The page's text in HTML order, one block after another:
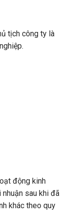
tịch công ty là
động kinh
sau khi đã
khác theo quy